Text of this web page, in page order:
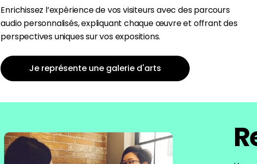
Enrichissez l’expérience de vos visiteurs avec des parcours
audio personnalisés, expliquant chaque œuvre et offrant des
perspectives uniques sur vos expositions.
Je représente une galerie d'arts